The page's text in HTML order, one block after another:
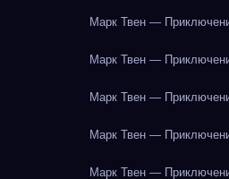
Марк Твен —
Марк Твен —
Марк Твен —
Марк Твен —
Марк Твен —